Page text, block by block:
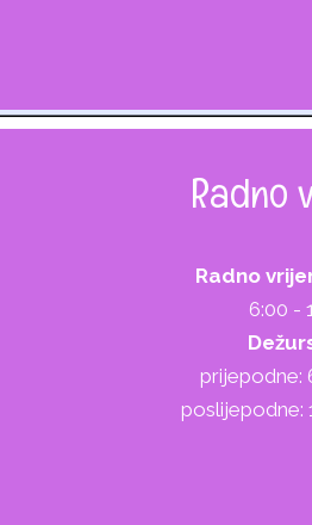
Radno
Radno
6:00 -
prijepodne:
poslijepodne: